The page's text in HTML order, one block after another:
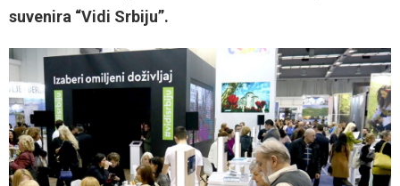
suvenira “Vidi Srbiju”.